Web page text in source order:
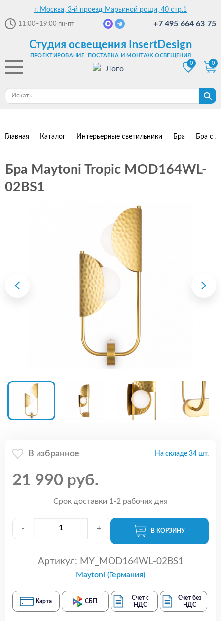
г. Москва, 3-й проезд Марьиной рощи, 40 стр.1
11:00–19:00 пн-пт +7 495 664 63 75
Студия освещения InsertDesign
ПРОЕКТИРОВАНИЕ, ПОСТАВКА И МОНТАЖ ОСВЕЩЕНИЯ
0
0
Главная Каталог Интерьерные светильники Бра Бра с
Бра Maytoni Tropic MOD164WL-
02BS1
В избранное На складе 34 шт.
21 990 руб.
Срок доставки 1-2 рабочих дня
- + В КОРЗИНУ
Артикул: MY_MOD164WL-02BS1
Maytoni (Германия)
Карта СБП
Счёт с
НДС
Счёт без
НДС